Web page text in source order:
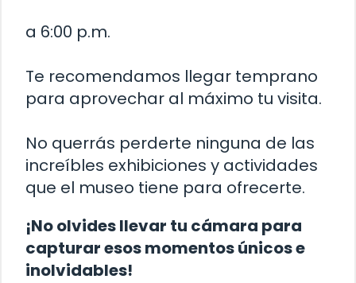
a 6:00 p.m.
Te recomendamos llegar temprano
para aprovechar al máximo tu visita.
No querrás perderte ninguna de las
increíbles exhibiciones y actividades
que el museo tiene para ofrecerte.
¡No olvides llevar tu cámara para
capturar esos momentos únicos e
inolvidables!